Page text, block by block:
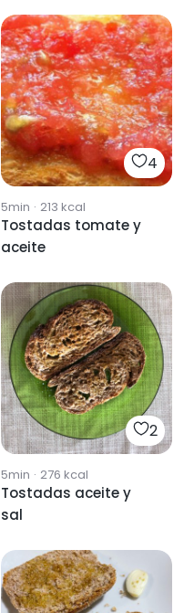
4
5min · 213 kcal
Tostadas tomate y
aceite
2
5min · 276 kcal
Tostadas aceite y
sal